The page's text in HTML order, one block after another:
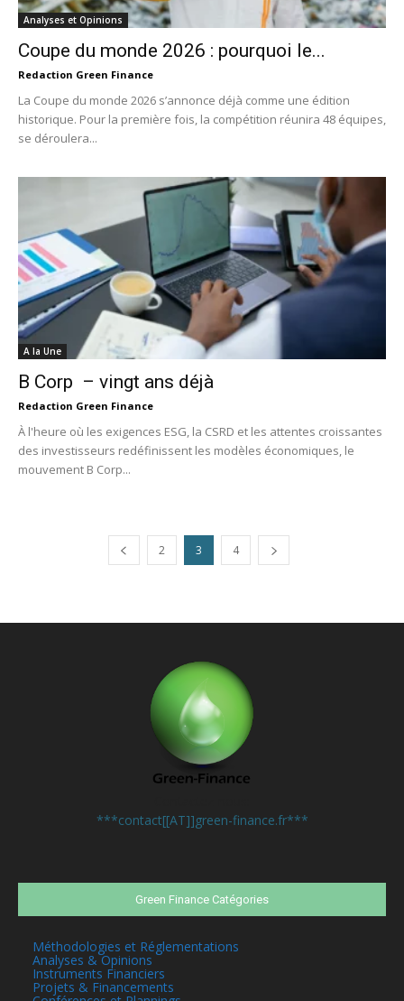
Analyses et Opinions
Coupe du monde 2026 : pourquoi le...
Redaction Green Finance
La Coupe du monde 2026 s’annonce déjà comme une édition
historique. Pour la première fois, la compétition réunira 48 équipes,
se déroulera...
A la Une
B Corp – vingt ans déjà
Redaction Green Finance
À l'heure où les exigences ESG, la CSRD et les attentes croissantes
des investisseurs redéfinissent les modèles économiques, le
mouvement B Corp...
2 3 4
***contact[[AT]]green-finance.fr***
Green Finance Catégories
Méthodologies et Réglementations
Analyses & Opinions
Instruments Financiers
Projets & Financements